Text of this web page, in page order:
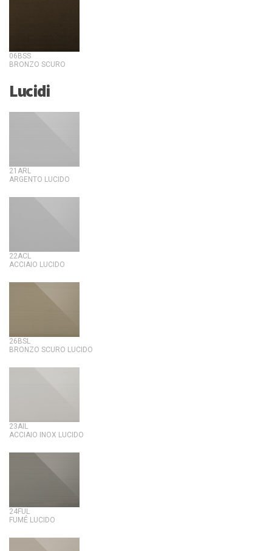
06BSS
BRONZO SCURO
Lucidi
21ARL
ARGENTO LUCIDO
22ACL
ACCIAIO LUCIDO
26BSL
BRONZO SCURO LUCIDO
23AIL
ACCIAIO INOX LUCIDO
24FUL
FUMÉ LUCIDO